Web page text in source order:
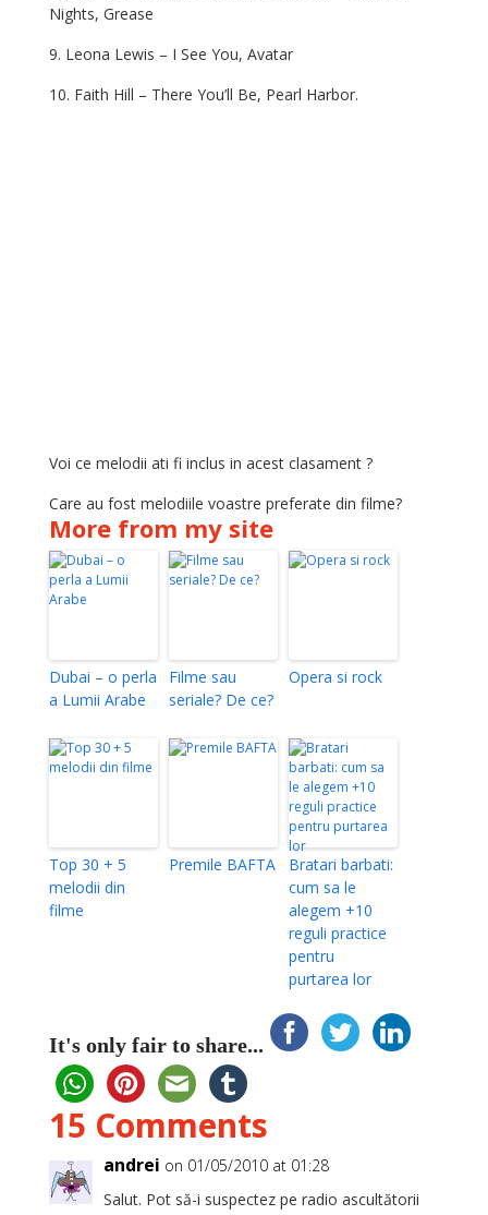
Nights, Grease
9. Leona Lewis – I See You, Avatar
10. Faith Hill – There You’ll Be, Pearl Harbor.
Voi ce melodii ati fi inclus in acest clasament ?
Care au fost melodiile voastre preferate din filme?
More from my site
Dubai – o perla
a Lumii Arabe
Filme sau
seriale? De ce?
Opera si rock
Top 30 + 5
melodii din
filme
Premile BAFTA
Bratari barbati:
cum sa le
alegem +10
reguli practice
pentru
purtarea lor
It's only fair to share...
15 Comments
andrei on 01/05/2010 at 01:28
Salut. Pot să-i suspectez pe radio ascultătorii